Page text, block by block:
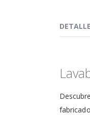
comienzo
de
imágenes